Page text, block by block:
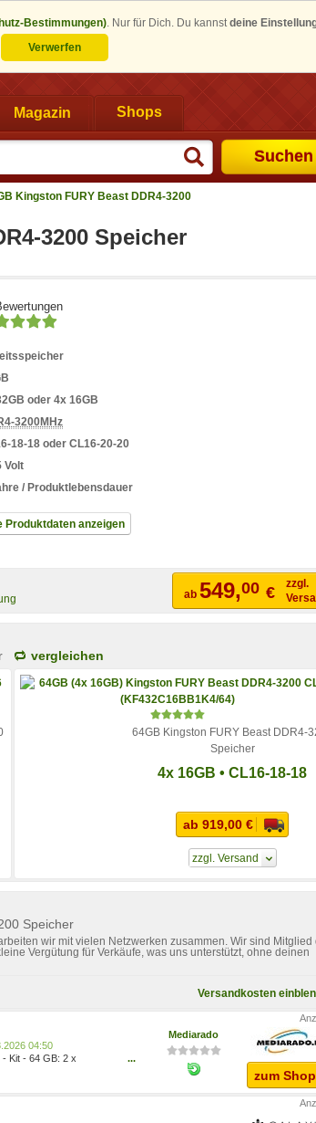
Bestimmungen). Nur für Dich. Du kannstdeine
Verwerfen
Magazin Shops
Suchen
Kingston FURY Beast DDR4-3200
3200 Speicher
oder 4x 16GB
3200MHz
18-18 oder CL16-20-20
Volt
/ Produktlebensdauer
Produktdaten anzeigen
ab 549,00 €
zzgl.
vergleichen
64GB Kingston FURY Beast DDR4-
Speicher
4x 16GB • CL16-18-18
ab 919,00 €
zzgl. Versand
Speicher
wir mit vielen Netzwerken zusammen. Wir sind Mitglied
Vergütung für Verkäufe, was uns unterstützt, ohne deinen
Versandkosten
04:50
Kit - 64 GB: 2 x
...
Mediarado
zum Shop